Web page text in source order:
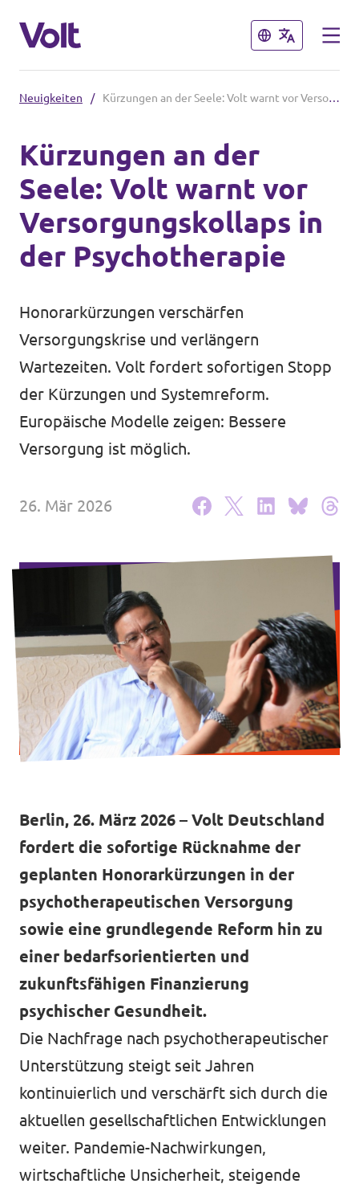
Schließen
Volt in deinem Bundesland
Volt Deutschland Merchandise Shop
Schließen
Programm
Über Volt
Neuigkeiten
Unsere Events
Pressemitteilungen
Hochspannung - powered by Volt - Podcast
Leichte Sprache
Jobs bei Volt
Transparenz
Datenschutz
Impressum
Neuigkeiten / Kürzungen an der Seele: Volt warnt vor Versorgungskollaps in der Psychotherapie
Kürzungen an der
Seele: Volt warnt vor
Versorgungskollaps in
der Psychotherapie
Honorarkürzungen verschärfen
Versorgungskrise und verlängern
Wartezeiten. Volt fordert sofortigen Stopp
der Kürzungen und Systemreform.
Europäische Modelle zeigen: Bessere
Versorgung ist möglich.
26. Mär 2026
Berlin, 26. März 2026 – Volt Deutschland
fordert die sofortige Rücknahme der
geplanten Honorarkürzungen in der
psychotherapeutischen Versorgung
sowie eine grundlegende Reform hin zu
einer bedarfsorientierten und
zukunftsfähigen Finanzierung
psychischer Gesundheit.
Die Nachfrage nach psychotherapeutischer
Unterstützung steigt seit Jahren
kontinuierlich und verschärft sich durch die
aktuellen gesellschaftlichen Entwicklungen
weiter. Pandemie-Nachwirkungen,
wirtschaftliche Unsicherheit, steigende